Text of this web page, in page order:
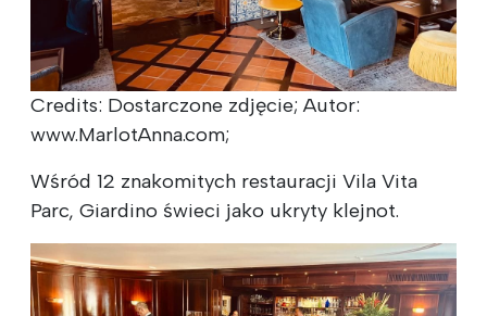
Credits: Dostarczone zdjęcie; Autor:
www.MarlotAnna.com;
Wśród 12 znakomitych restauracji Vila Vita
Parc, Giardino świeci jako ukryty klejnot.